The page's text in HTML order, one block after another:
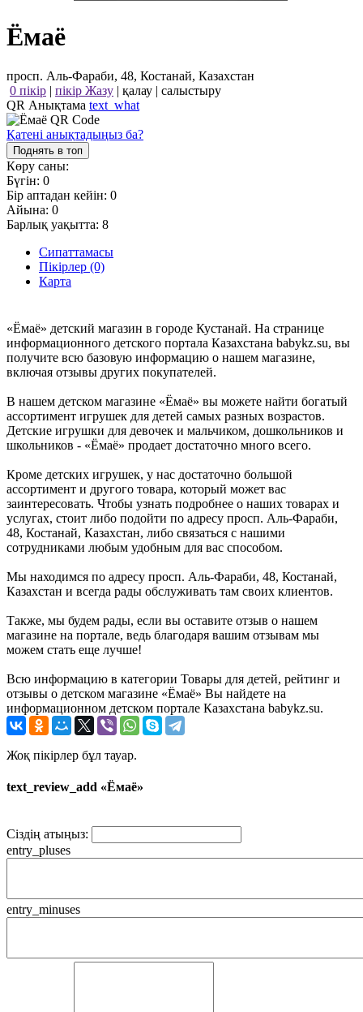
Ёмаё
просп. Аль-Фараби, 48, Костанай, Казахстан
0 пікір | пікір Жазу | қалау | салыстыру
QR Анықтама text_what
Қатені анықтадыңыз ба?
Поднять в топ
Көру саны:
Бүгін: 0
Бір аптадан кейін: 0
Айына: 0
Барлық уақытта: 8
Сипаттамасы
Пікірлер (0)
Карта
«Ёмаё» детский магазин в городе Кустанай. На странице
информационного детского портала Казахстана babykz.su, вы
получите всю базовую информацию о нашем магазине,
включая отзывы других покупателей.
В нашем детском магазине «Ёмаё» вы можете найти богатый
ассортимент игрушек для детей самых разных возрастов.
Детские игрушки для девочек и мальчиком, дошкольников и
школьников - «Ёмаё» продает достаточно много всего.
Кроме детских игрушек, у нас достаточно большой
ассортимент и другого товара, который может вас
заинтересовать. Чтобы узнать подробнее о наших товарах и
услугах, стоит либо подойти по адресу просп. Аль-Фараби,
48, Костанай, Казахстан, либо связаться с нашими
сотрудниками любым удобным для вас способом.
Мы находимся по адресу просп. Аль-Фараби, 48, Костанай,
Казахстан и всегда рады обслуживать там своих клиентов.
Также, мы будем рады, если вы оставите отзыв о нашем
магазине на портале, ведь благодаря вашим отзывам мы
можем стать еще лучше!
Всю информацию в категории Товары для детей, рейтинг и
отзывы о детском магазине «Ёмаё» Вы найдете на
информационном детском портале Казахстана babykz.su.
Жоқ пікірлер бұл тауар.
text_review_add «Ёмаё»
Сіздің атыңыз:
entry_pluses
entry_minuses